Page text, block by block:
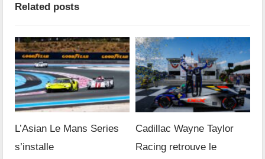
Related posts
L’Asian Le Mans Series
s’installe
Cadillac Wayne Taylor
Racing retrouve le